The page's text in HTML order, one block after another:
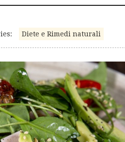
Diete e Rimedi naturali